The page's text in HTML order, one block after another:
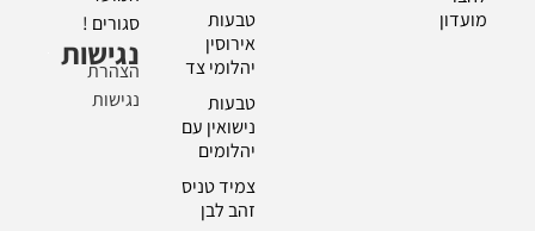
מועדון
טבעות
אירוסין
יהלומי צד
טבעות
נישואין עם
יהלומים
צמיד טניס
זהב לבן
סגורים !
נגישות
הצהרת
נגישות